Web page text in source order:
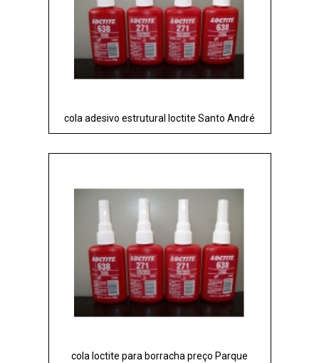
cola adesivo estrutural loctite Santo André
cola loctite para borracha preço Parque